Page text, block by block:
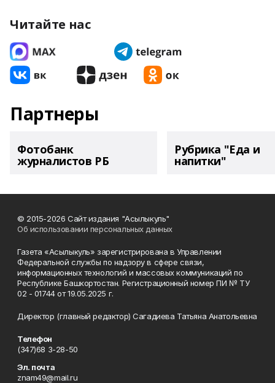
Читайте нас
Партнеры
Фотобанк
журналистов РБ
Рубрика "Еда и
напитки"
© 2015-2026 Сайт издания "Асылыкуль"
Об использовании персональных данных
Газета «Асылыкуль» зарегистрирована в Управлении
Федеральной службы по надзору в сфере связи,
информационных технологий и массовых коммуникаций по
Республике Башкортостан. Регистрационный номер ПИ № ТУ
02 - 01744 от 19.05.2025 г.
Директор (главный редактор) Сагадиева Татьяна Анатольевна
Телефон
(347)68 3-28-50
Эл. почта
znam49@mail.ru